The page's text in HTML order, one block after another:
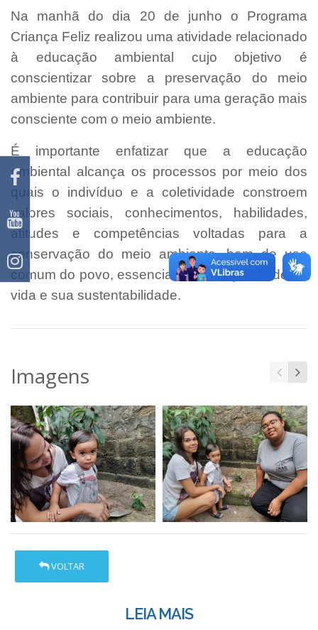
Na manhã do dia 20 de junho o Programa
Criança Feliz realizou uma atividade relacionado
à educação ambiental cujo objetivo é
conscientizar sobre a preservação do meio
ambiente para contribuir para uma geração mais
consciente com o meio ambiente.
É importante enfatizar que a educação
ambiental alcança os processos por meio dos
quais o indivíduo e a coletividade constroem
valores sociais, conhecimentos, habilidades,
atitudes e competências voltadas para a
conservação do meio ambiente, bem de uso
comum do povo, essencial à sadia qualidade de
vida e sua sustentabilidade.
Imagens
VOLTAR
LEIA MAIS